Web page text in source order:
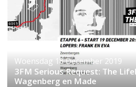
Woensdag 18 December 2019
3FM Serious Request: The
Wagenberg en Made